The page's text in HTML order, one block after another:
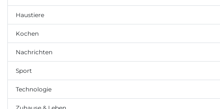
Haustiere
Kochen
Nachrichten
Sport
Technologie